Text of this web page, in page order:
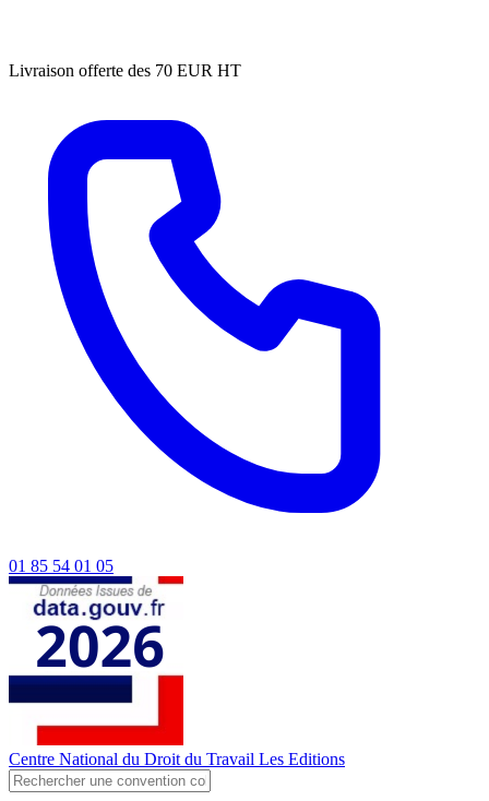
Livraison offerte des 70 EUR HT
01 85 54 01 05
Centre National du Droit du Travail Les Editions